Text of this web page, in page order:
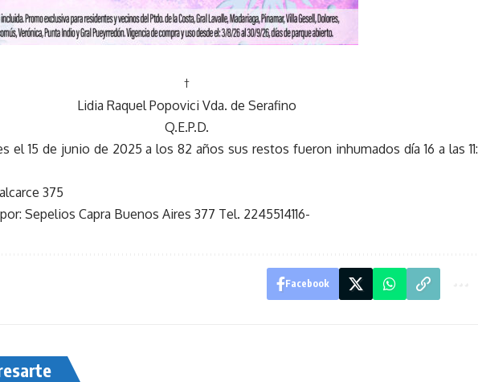
†
Lidia Raquel Popovici Vda. de Serafino
Q.E.P.D.
el 15 de junio de 2025 a los 82 años sus restos fueron inhumados día 16 a las 11:
375
Sepelios Capra Buenos Aires 377 Tel. 2245514116-
Facebook